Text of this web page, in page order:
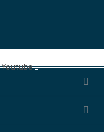
Youtube